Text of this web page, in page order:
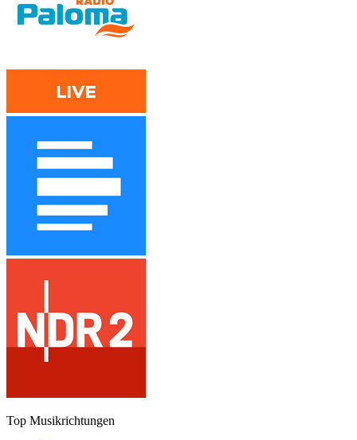
Top Musikrichtungen